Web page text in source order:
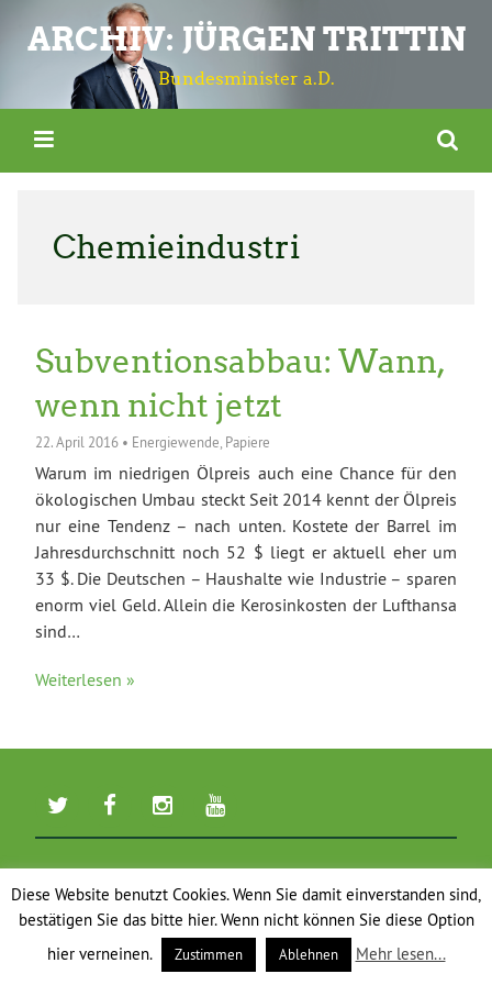
ARCHIV: JÜRGEN TRITTIN
Bundesminister a.D.
Chemieindustri
Subventionsabbau: Wann,
wenn nicht jetzt
22. April 2016 • Energiewende Papiere
Warum im niedrigen Ölpreis auch eine Chance für den
ökologischen Umbau steckt Seit 2014 kennt der Ölpreis
nur eine Tendenz – nach unten. Kostete der Barrel im
Jahresdurchschnitt noch 52 $ liegt er aktuell eher um
33 $. Die Deutschen – Haushalte wie Industrie – sparen
enorm viel Geld. Allein die Kerosinkosten der Lufthansa
sind…
Weiterlesen »
Diese Website benutzt Cookies. Wenn Sie damit einverstanden sind,
bestätigen Sie das bitte hier. Wenn nicht können Sie diese Option
hier verneinen.
Zustimmen Ablehnen Mehr lesen...